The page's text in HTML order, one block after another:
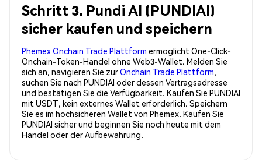
Schritt 3. Pundi AI (PUNDIAI)
sicher kaufen und speichern
Phemex Onchain Trade Plattform ermöglicht One-Click-
Onchain-Token-Handel ohne Web3-Wallet. Melden Sie
sich an, navigieren Sie zurOnchain Trade Plattform,
suchen Sie nach PUNDIAI oder dessen Vertragsadresse
und bestätigen Sie die Verfügbarkeit. Kaufen Sie PUNDIAI
mit USDT, kein externes Wallet erforderlich. Speichern
Sie es im hochsicheren Wallet von Phemex. Kaufen Sie
PUNDIAI sicher und beginnen Sie noch heute mit dem
Handel oder der Aufbewahrung.